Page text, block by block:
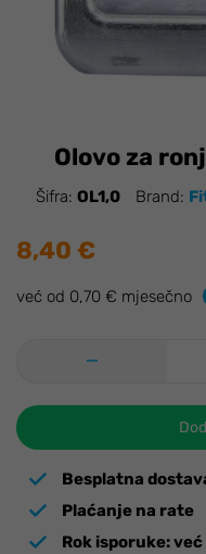
Olovo za
Šifra: OL1,0 Brand:
8,40 €
već od 0,70 € mjesečno
Besplatna
Plaćanje na rate
Rok isporuke:već